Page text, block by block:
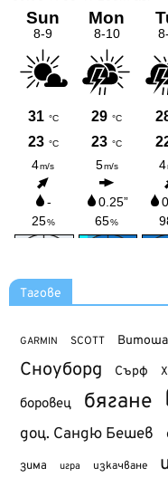
Тагове
GARMIN SCOTT Витоша
Сноуборд Сърф
боровец бягане
доц. Сандю Бешев
зима игра изкачване